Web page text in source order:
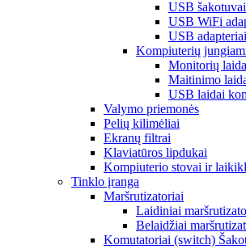
USB šakotuvai
USB WiFi
USB
Kompiuterių
Monitorių
Maitinimo
USB laidai
Valymo priemonės
Pelių kilimėliai
Ekranų filtrai
Klaviatūros lipdukai
Kompiuterio stovai ir
Tinklo įranga
Maršrutizatoriai
Laidiniai
Belaidžiai
Komutatoriai (switch)